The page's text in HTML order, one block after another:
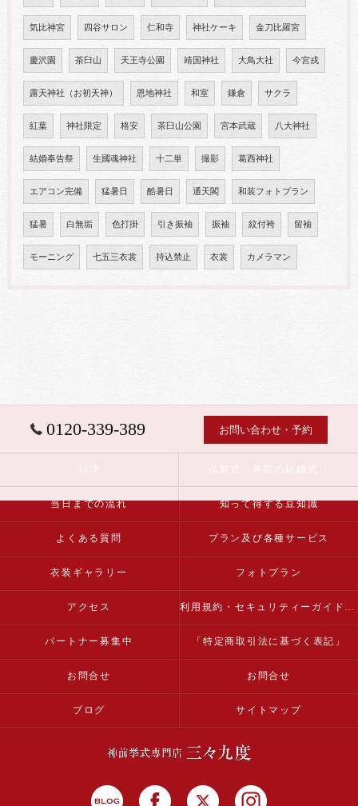
気比神宮 四谷サロン 仁和寺 神社ケーキ 金刀比羅宮
慶沢園 茶臼山 天王寺公園 靖国神社 大鳥大社 今宮戎
露天神社（お初天神） 恩地神社 和室 鎌倉 サクラ
紅葉 神社限定 格安 茶臼山公園 宮本武蔵 八大神社
結婚奉告祭 生國魂神社 十二単 撮影 葛西神社
エアコン完備 猛暑日 酷暑日 通天閣 和装フォトプラン
猛暑 白無垢 色打掛 引き振袖 振袖 紋付袴 留袖
モーニング 七五三衣裳 持込禁止 衣裳 カメラマン
0120-339-389 お問い合わせ・予約
当日までの流れ 知って得する豆知識
よくある質問 プラン及び各種サービス
衣装ギャラリー フォトプラン
アクセス 利用規約・セキュリティーガイドライン
パートナー募集中 「特定商取引法に基づく表記」
お問合せ お問合せ
ブログ サイトマップ